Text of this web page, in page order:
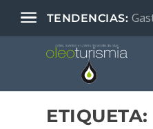
TENDENCIAS:
ETIQUETA: